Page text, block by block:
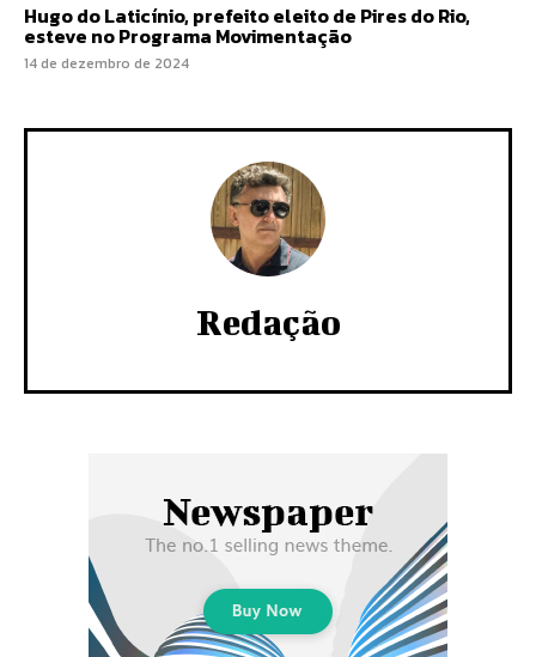
Hugo do Laticínio, prefeito eleito de Pires do Rio,
esteve no Programa Movimentação
14 de dezembro de 2024
Redação